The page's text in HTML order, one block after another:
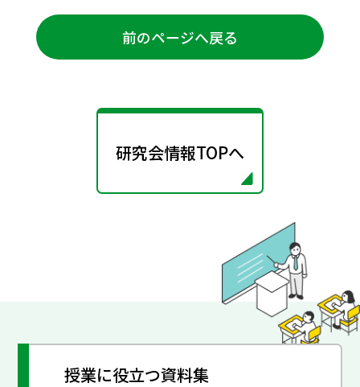
前のページへ戻る
研究会情報TOPへ
授業に役立つ資料集